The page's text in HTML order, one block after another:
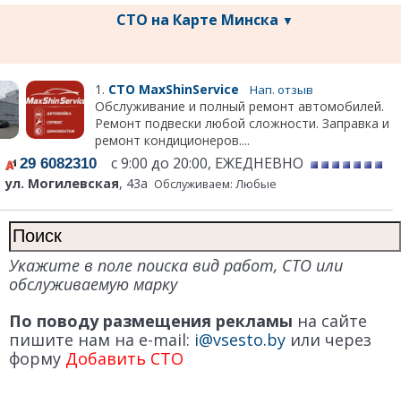
СТО на Карте Минска ▼
1. СТО MaxShinService Нап. отзыв
Обслуживание и полный ремонт автомобилей.
Ремонт подвески любой сложности. Заправка и
ремонт кондиционеров....
29 6082310 с 9:00 до 20:00, ЕЖЕДНЕВНО
ул. Могилевская, 43а Обслуживаем: Любые
Укажите в поле поиска вид работ, СТО или
обслуживаемую марку
По поводу размещения рекламы на сайте
пишите нам на e-mail: i@vsesto.by или через
форму Добавить СТО